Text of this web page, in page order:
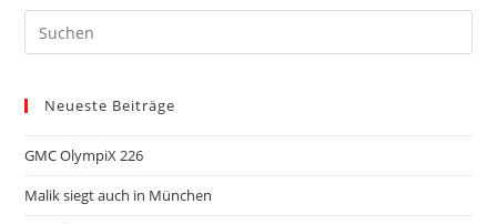
Neueste Beiträge
GMC OlympiX 226
Malik siegt auch in München